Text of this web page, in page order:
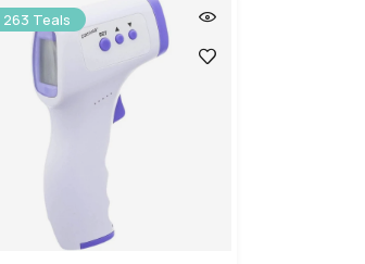
263 Teals